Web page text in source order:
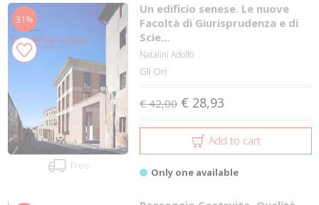
31%
Free
Un edificio senese. Le nuove
Facoltà di Giurisprudenza e di
Scie...
Natalini Adolfo
Gli Ori
€ 42,00 € 28,93
Add to cart
Only one available